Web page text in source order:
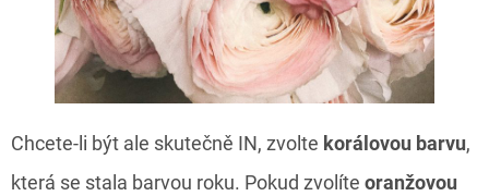
Chcete-li být ale skutečně IN, zvolte korálovou barvu,
která se stala barvou roku. Pokud zvolíte oranžovou